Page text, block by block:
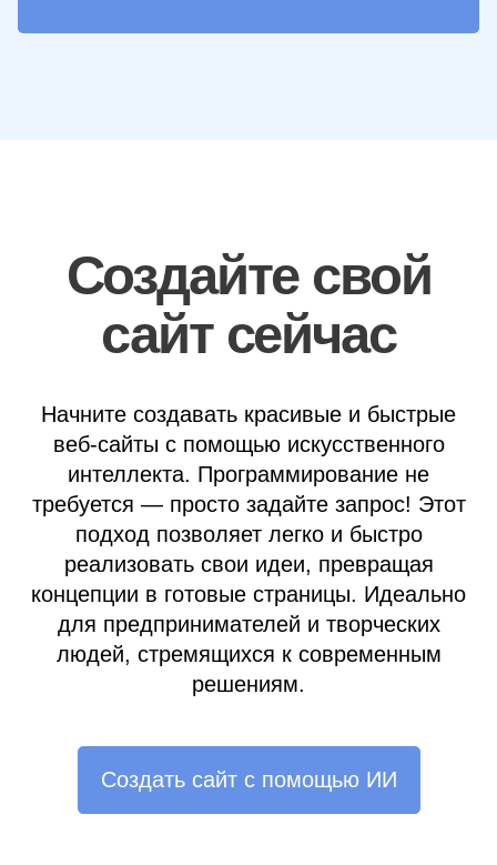
Создайте свой
сайт сейчас
Начните создавать красивые и быстрые
веб-сайты с помощью искусственного
интеллекта. Программирование не
требуется — просто задайте запрос! Этот
подход позволяет легко и быстро
реализовать свои идеи, превращая
концепции в готовые страницы. Идеально
для предпринимателей и творческих
людей, стремящихся к современным
решениям.
Создать сайт с помощью ИИ